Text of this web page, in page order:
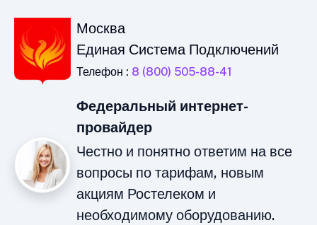
Москва
Единая Система Подключений
Телефон : 8 (800) 505-88-41
Федеральный интернет-
провайдер
Честно и понятно ответим на все
вопросы по тарифам, новым
акциям Ростелеком и
необходимому оборудованию.